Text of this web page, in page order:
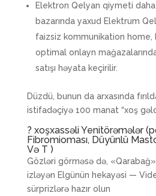
Elektron Qelyan qiymeti
bazarında yaxud Elektrum
faizsiz kommunikation home,
optimal onlayn
satışı həyata keçirilir.
Düzdü, bunun da arxasında
istifadəçiyə 100 manat “xoş
? ️xoşxassəli Yenitörəmələr
Fibromioması, Düyünlü
Və T )
Gözləri görməsə də,
izləyən Elgünün hekayəsi —
sürprizlərə hazır olun